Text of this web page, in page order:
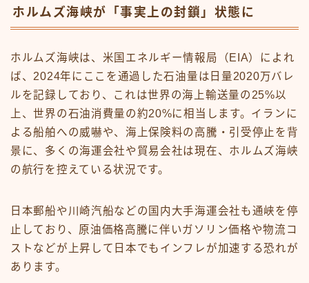
ホルムズ海峡が「事実上の封鎖」状態に
ホルムズ海峡は、米国エネルギー情報局（EIA）によれ
ば、2024年にここを通過した石油量は日量2020万バレ
ルを記録しており、これは世界の海上輸送量の25%以
上、世界の石油消費量の約20%に相当します。イランに
よる船舶への威嚇や、海上保険料の高騰・引受停止を背
景に、多くの海運会社や貿易会社は現在、ホルムズ海峡
の航行を控えている状況です。
日本郵船や川崎汽船などの国内大手海運会社も通峡を停
止しており、原油価格高騰に伴いガソリン価格や物流コ
ストなどが上昇して日本でもインフレが加速する恐れが
あります。